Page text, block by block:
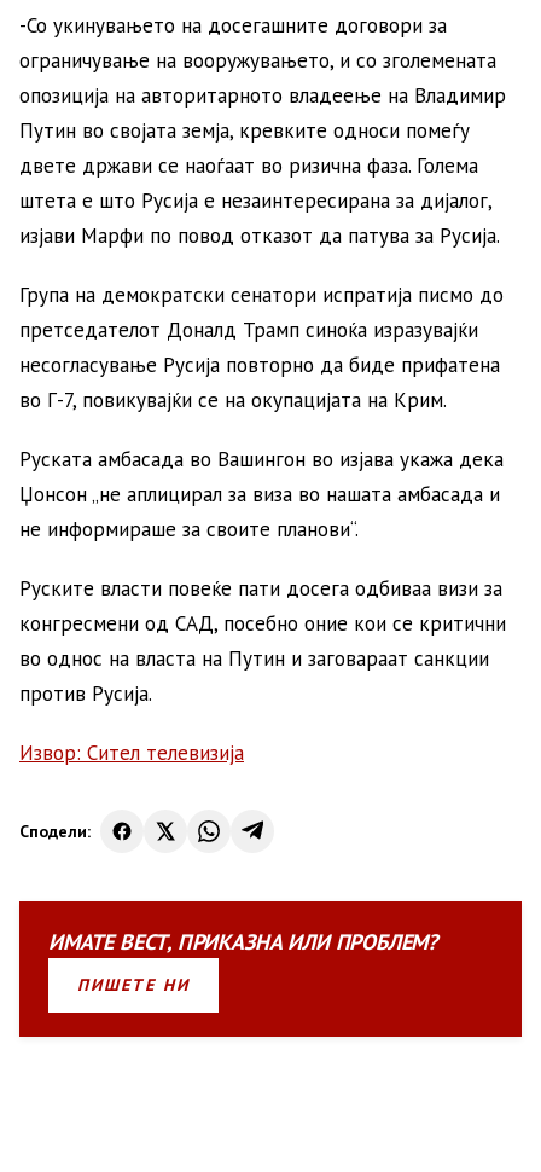
-Со укинувањето на досегашните договори за
ограничување на вооружувањето, и со зголемената
опозиција на авторитарното владеење на Владимир
Путин во својата земја, кревките односи помеѓу
двете држави се наоѓаат во ризична фаза. Голема
штета е што Русија е незаинтересирана за дијалог,
изјави Марфи по повод отказот да патува за Русија.
Група на демократски сенатори испратија писмо до
претседателот Доналд Трамп синоќа изразувајќи
несогласување Русија повторно да биде прифатена
во Г-7, повикувајќи се на окупацијата на Крим.
Руската амбасада во Вашингон во изјава укажа дека
Џонсон „не аплицирал за виза во нашата амбасада и
не информираше за своите планови“.
Руските власти повеќе пати досега одбиваа визи за
конгресмени од САД, посебно оние кои се критични
во однос на власта на Путин и заговараат санкции
против Русија.
Извор: Сител телевизија
Сподели:
ИМАТЕВЕСТ, ПРИКАЗНАИЛИПРОБЛЕМ?
ПИШЕТЕ НИ